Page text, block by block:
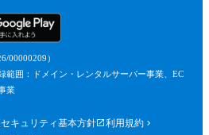
00000209）
範囲：ドメイン・レンタルサーバー事業、EC
業
キュリティ基本方針
利用規約